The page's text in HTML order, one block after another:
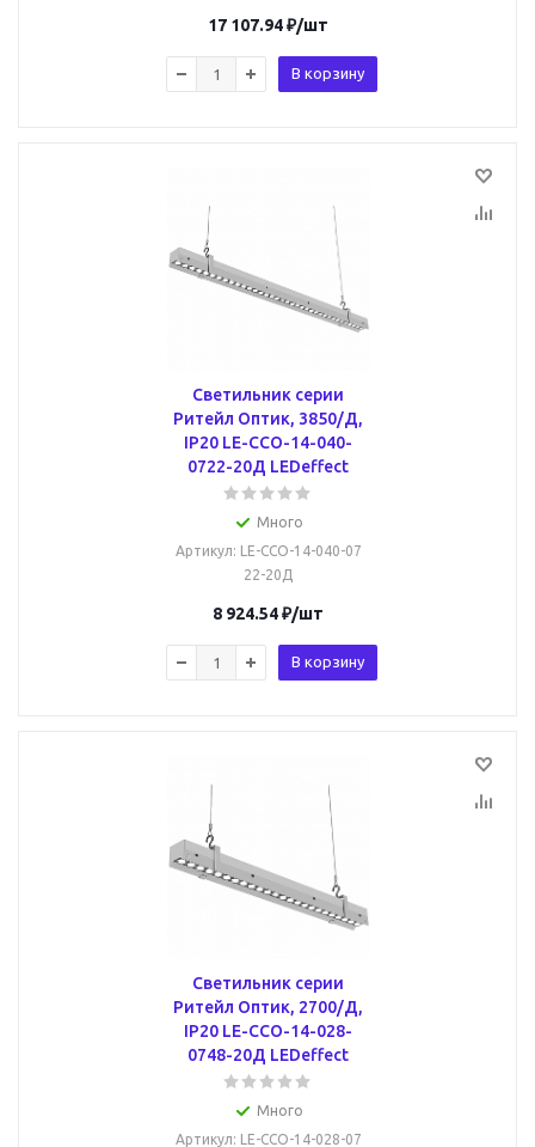
17 107.94₽/шт
В корзину
Светильник серии
Ритейл Оптик, 3850/Д,
IP20 LE-ССО-14-040-
0722-20Д LEDeffect
Много
Артикул: LE-ССО-14-040-07
22-20Д
8 924.54₽/шт
В корзину
Светильник серии
Ритейл Оптик, 2700/Д,
IP20 LE-ССО-14-028-
0748-20Д LEDeffect
Много
Артикул: LE-ССО-14-028-07